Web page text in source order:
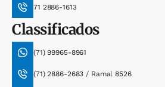
71 2886-1613
Classificados
(71) 99965-8961
(71) 2886-2683 / Ramal 8526